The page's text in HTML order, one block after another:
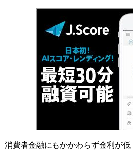
消費者金融にもかかわらず金利が